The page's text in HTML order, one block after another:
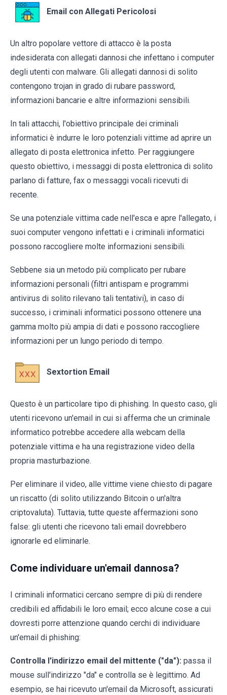
Email con Allegati Pericolosi
Un altro popolare vettore di attacco è la posta
indesiderata con allegati dannosi che infettano i computer
degli utenti con malware. Gli allegati dannosi di solito
contengono trojan in grado di rubare password,
informazioni bancarie e altre informazioni sensibili.
In tali attacchi, l'obiettivo principale dei criminali
informatici è indurre le loro potenziali vittime ad aprire un
allegato di posta elettronica infetto. Per raggiungere
questo obiettivo, i messaggi di posta elettronica di solito
parlano di fatture, fax o messaggi vocali ricevuti di
recente.
Se una potenziale vittima cade nell'esca e apre l'allegato, i
suoi computer vengono infettati e i criminali informatici
possono raccogliere molte informazioni sensibili.
Sebbene sia un metodo più complicato per rubare
informazioni personali (filtri antispam e programmi
antivirus di solito rilevano tali tentativi), in caso di
successo, i criminali informatici possono ottenere una
gamma molto più ampia di dati e possono raccogliere
informazioni per un lungo periodo di tempo.
Sextortion Email
Questo è un particolare tipo di phishing. In questo caso, gli
utenti ricevono un'email in cui si afferma che un criminale
informatico potrebbe accedere alla webcam della
potenziale vittima e ha una registrazione video della
propria masturbazione.
Per eliminare il video, alle vittime viene chiesto di pagare
un riscatto (di solito utilizzando Bitcoin o un'altra
criptovaluta). Tuttavia, tutte queste affermazioni sono
false: gli utenti che ricevono tali email dovrebbero
ignorarle ed eliminarle.
Come individuare un'email dannosa?
I criminali informatici cercano sempre di più di rendere
credibili ed affidabili le loro email; ecco alcune cose a cui
dovresti porre attenzione quando cerchi di individuare
un'email di phishing:
Controlla l'indirizzo email del mittente ("da"): passa il
mouse sull'indirizzo "da" e controlla se è legittimo. Ad
esempio, se hai ricevuto un'email da Microsoft, assicurati